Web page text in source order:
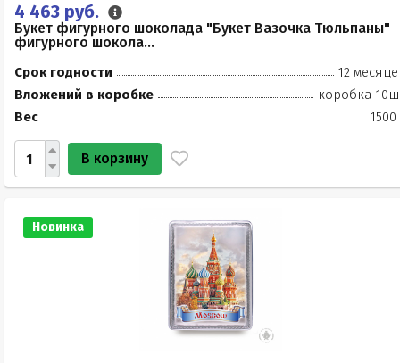
4 463 руб.
Букет фигурного шоколада "Букет Вазочка Тюльпаны"
фигурного шокола...
Срок годности
12
Вложений в коробке
коробка
Вес
1500
В корзину
Новинка